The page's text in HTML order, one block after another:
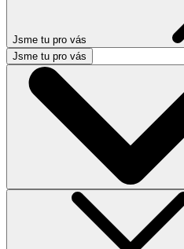
Jsme tu pro vás
Jsme tu pro vás